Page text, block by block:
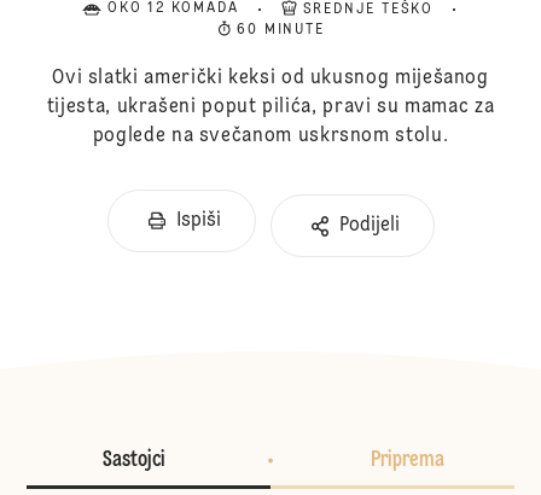
OKO 12 KOMADA
SREDNJE TEŠKO
60 MINUTE
Ovi slatki američki keksi od ukusnog miješanog
tijesta, ukrašeni poput pilića, pravi su mamac za
poglede na svečanom uskrsnom stolu.
Ispiši Podijeli
Sastojci Priprema